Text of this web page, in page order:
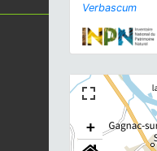
Verbascum
+